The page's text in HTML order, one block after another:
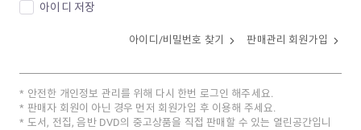
아이디 저장
아이디/비밀번호 찾기 판매관리 회원가입
안전한 개인정보 관리를 위해 다시 한번 로그인 해주세요.
판매자 회원이 아닌 경우 먼저 회원가입 후 이용해 주세요.
도서, 전집, 음반 DVD의 중고상품을 직접 판매할 수 있는 열린공간입니